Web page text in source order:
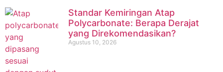
Standar Kemiringan Atap
Polycarbonate: Berapa Derajat
yang Direkomendasikan?
Agustus 10, 2026